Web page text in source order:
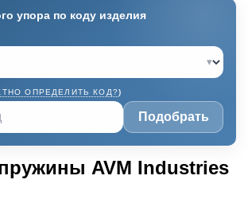
упора по коду изделия
▾
ОПРЕДЕЛИТЬ КОД?)
Подобрать
AVM Industries